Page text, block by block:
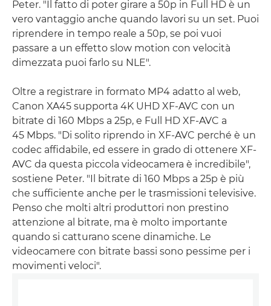
Peter. "Il fatto di poter girare a 50p in Full HD è un
vero vantaggio anche quando lavori su un set. Puoi
riprendere in tempo reale a 50p, se poi vuoi
passare a un effetto slow motion con velocità
dimezzata puoi farlo su NLE".
Oltre a registrare in formato MP4 adatto al web,
Canon XA45 supporta 4K UHD XF-AVC con un
bitrate di 160 Mbps a 25p, e Full HD XF-AVC a
45 Mbps. "Di solito riprendo in XF-AVC perché è un
codec affidabile, ed essere in grado di ottenere XF-
AVC da questa piccola videocamera è incredibile",
sostiene Peter. "Il bitrate di 160 Mbps a 25p è più
che sufficiente anche per le trasmissioni televisive.
Penso che molti altri produttori non prestino
attenzione al bitrate, ma è molto importante
quando si catturano scene dinamiche. Le
videocamere con bitrate bassi sono pessime per i
movimenti veloci".